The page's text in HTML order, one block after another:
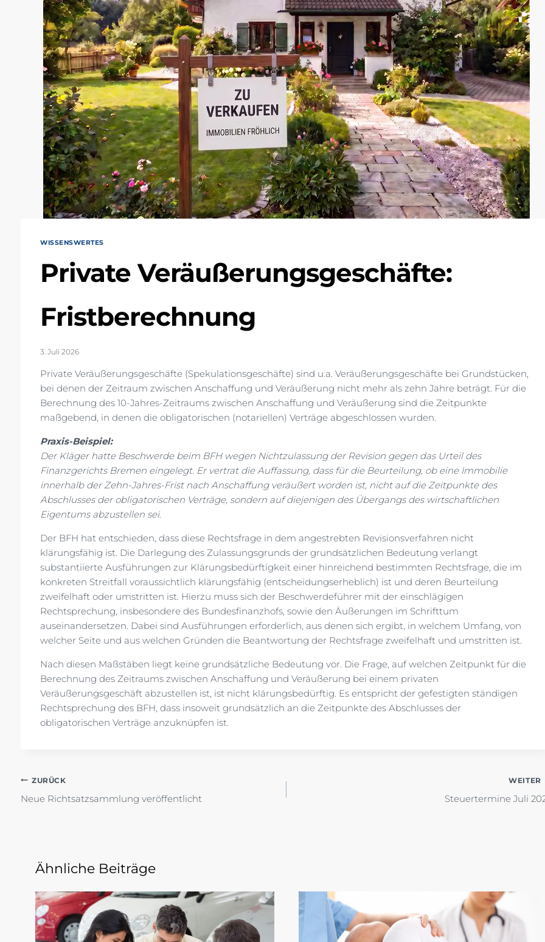
WISSENSWERTES
Private Veräußerungsgeschäfte:
Fristberechnung
3. Juli 2026
Private Veräußerungsgeschäfte (Spekulationsgeschäfte) sind u.a. Veräußerungsgeschäfte bei Grundstücken,
bei denen der Zeitraum zwischen Anschaffung und Veräußerung nicht mehr als zehn Jahre beträgt. Für die
Berechnung des 10-Jahres-Zeitraums zwischen Anschaffung und Veräußerung sind die Zeitpunkte
maßgebend, in denen die obligatorischen (notariellen) Verträge abgeschlossen wurden.
Praxis-Beispiel:
Der Kläger hatte Beschwerde beim BFH wegen Nichtzulassung der Revision gegen das Urteil des
Finanzgerichts Bremen eingelegt. Er vertrat die Auffassung, dass für die Beurteilung, ob eine Immobilie
innerhalb der Zehn-Jahres-Frist nach Anschaffung veräußert worden ist, nicht auf die Zeitpunkte des
Abschlusses der obligatorischen Verträge, sondern auf diejenigen des Übergangs des wirtschaftlichen
Eigentums abzustellen sei.
Der BFH hat entschieden, dass diese Rechtsfrage in dem angestrebten Revisionsverfahren nicht
klärungsfähig ist. Die Darlegung des Zulassungsgrunds der grundsätzlichen Bedeutung verlangt
substantiierte Ausführungen zur Klärungsbedürftigkeit einer hinreichend bestimmten Rechtsfrage, die im
konkreten Streitfall voraussichtlich klärungsfähig (entscheidungserheblich) ist und deren Beurteilung
zweifelhaft oder umstritten ist. Hierzu muss sich der Beschwerdeführer mit der einschlägigen
Rechtsprechung, insbesondere des Bundesfinanzhofs, sowie den Äußerungen im Schrifttum
auseinandersetzen. Dabei sind Ausführungen erforderlich, aus denen sich ergibt, in welchem Umfang, von
welcher Seite und aus welchen Gründen die Beantwortung der Rechtsfrage zweifelhaft und umstritten ist.
Nach diesen Maßstäben liegt keine grundsätzliche Bedeutung vor. Die Frage, auf welchen Zeitpunkt für die
Berechnung des Zeitraums zwischen Anschaffung und Veräußerung bei einem privaten
Veräußerungsgeschäft abzustellen ist, ist nicht klärungsbedürftig. Es entspricht der gefestigten ständigen
Rechtsprechung des BFH, dass insoweit grundsätzlich an die Zeitpunkte des Abschlusses der
obligatorischen Verträge anzuknüpfen ist.
Beitragsnavigation
ZURÜCK
Neue Richtsatzsammlung veröffentlicht
WEITER
Steuertermine Juli
Ähnliche Beiträge